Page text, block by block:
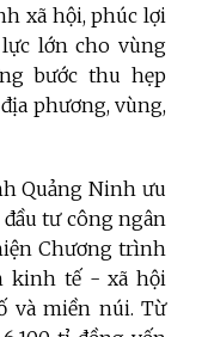
xã hội, phúc lợi
lớn cho vùng
bước thu hẹp
phương, vùng,
Quảng Ninh ưu
tư công ngân
Chương trình
kinh tế - xã hội
và miền núi. Từ